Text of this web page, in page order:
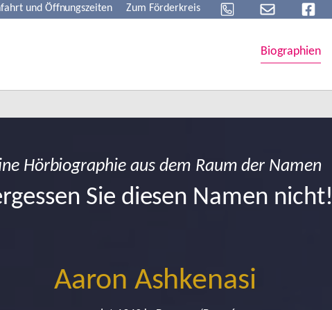
und Öffnungszeiten Zum Förderkreis
Biographien
Hörbiographie aus dem Raum der Namen
Sie diesen Namen nicht!
Aaron Ashkenasi